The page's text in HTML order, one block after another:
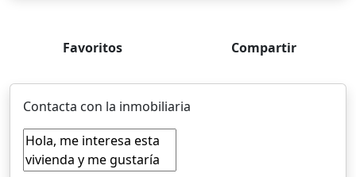
Favoritos Compartir
Contacta con la inmobiliaria